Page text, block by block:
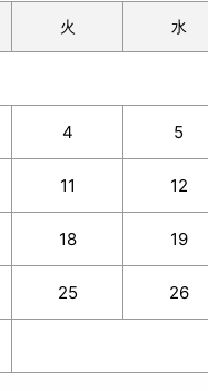
火 水
4 5
11 12
18 19
25 26